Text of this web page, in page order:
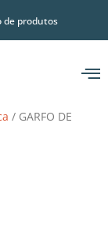
de produtos
/ GARFO DE